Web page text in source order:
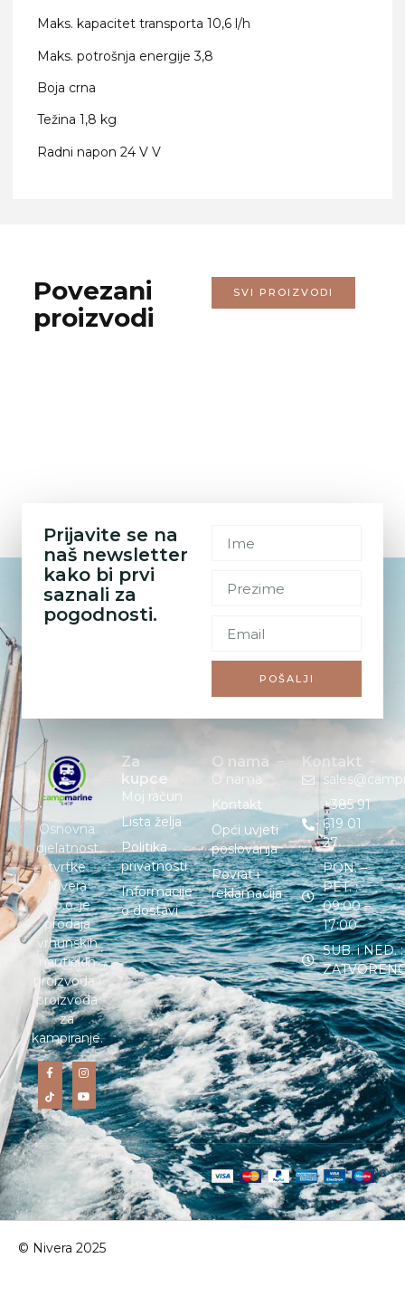
Maks. kapacitet transporta 10,6 l/h
Maks. potrošnja energije 3,8
Boja crna
Težina 1,8 kg
Radni napon 24 V V
Povezani
proizvodi
SVI PROIZVODI
Prijavite se na
naš newsletter
kako bi prvi
saznali za
pogodnosti.
POŠALJI
Osnovna
djelatnost
tvrtke
Nivera
d.o.o. je
prodaja
vrhunskih
nautičkih
proizvoda i
proizvoda
za
kampiranje.
Za
kupce
Moj račun
Lista želja
Politika
privatnosti
Informacije
o dostavi
O nama
O nama
Kontakt
Opći uvjeti
poslovanja
Povrat i
reklamacija
Kontakt
+385 91
619 01
27
PON. –
PET. :
09:00 –
17:00
SUB. i NED. :
© Nivera 2025